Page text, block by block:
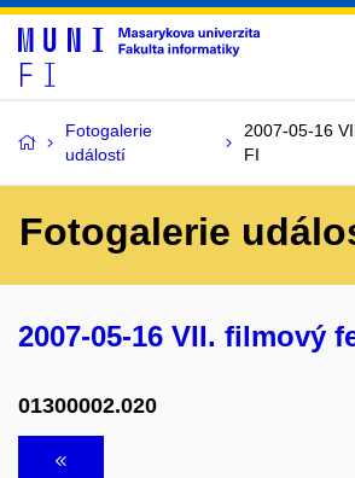
Fotogalerie
událostí
2007-05-16
FI
Fotogalerie
2007-05-16 VII. filmový
01300002.020